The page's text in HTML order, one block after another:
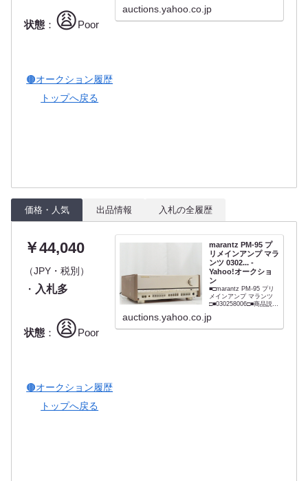
状態 ： 😩Poor
🟤オークション履歴
トップへ戻る
て頂きます。(夏季・冬期
auctions.yahoo.co.jp
価格・人気 出品情報 入札の全履歴
￥44,040
（JPY・税別）
・ 入札多
状態 ： 😩Poor
🟤オークション履歴
トップへ戻る
marantz PM-95 プ
リメインアンプ マラ
ンツ 0302... -
Yahoo!オークショ
ン
■□marantz PM-95 プリ
メインアンプ マランツ
□■030258006□■商品説明
番 : PM-95■外径寸法 :
auctions.yahoo.co.jp